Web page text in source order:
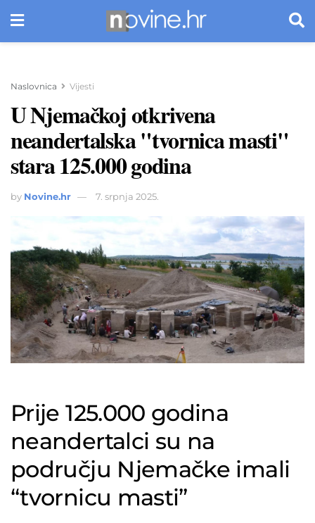
Naslovnica Vijesti
U Njemačkoj otkrivena
neandertalska "tvornica masti"
stara 125.000 godina
by Novine.hr 7. srpnja 2025.
Prije 125.000 godina
neandertalci su na
području Njemačke imali
“tvornicu masti”